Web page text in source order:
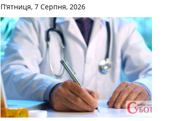
П’ятниця, 7 Серпня, 2026